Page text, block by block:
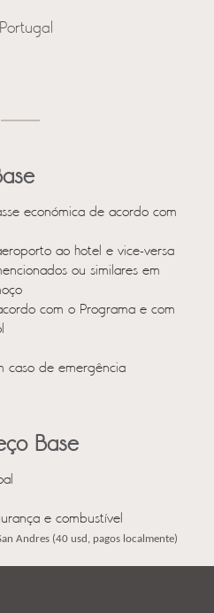
económica de acordo com
ao hotel e vice-versa
ou similares em
com o Programa e com
caso de emergência
Base
e combustível
Andres (40 usd, pagos localmente)